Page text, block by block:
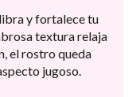
y fortalece tu
textura relaja
el rostro queda
jugoso.